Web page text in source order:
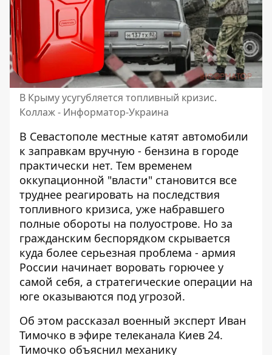
В Крыму усугубляется топливный кризис.
Коллаж - Информатор-Украина
В Севастополе местные катят автомобили
к заправкам вручную - бензина в городе
практически нет. Тем временем
оккупационной "власти" становится все
труднее реагировать на последствия
топливного кризиса, уже набравшего
полные обороты на полуострове. Но за
гражданским беспорядком скрывается
куда более серьезная проблема - армия
России начинает воровать горючее у
самой себя, а стратегические операции на
юге оказываются под угрозой.
Об этом рассказал военный эксперт Иван
Тимочко в эфире телеканала Киев 24.
Тимочко объяснил механику